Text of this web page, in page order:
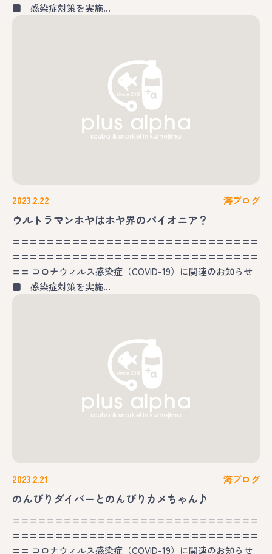
■ 感染症対策を実施…
2023.2.22 海ブログ
ウルトラマンホヤはホヤ界のパイオニア？
=============================
=============================
== コロナウィルス感染症（COVID-19）に関連のお知らせ
■ 感染症対策を実施…
2023.2.21 海ブログ
のんびりダイバーとのんびりカメちゃん♪
=============================
=============================
== コロナウィルス感染症（COVID-19）に関連のお知らせ